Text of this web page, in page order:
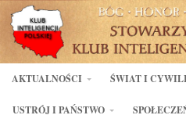
AKTUALNOŚCI ŚWIAT I
USTRÓJ I PAŃSTWO